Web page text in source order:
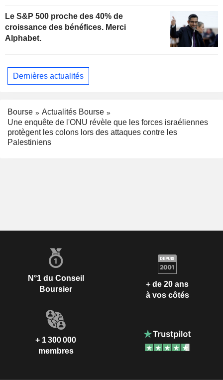
Le S&P 500 proche des 40% de
croissance des bénéfices. Merci
Alphabet.
Dernières actualités
Bourse
Actualités Bourse
Une enquête de l'ONU révèle que les forces israéliennes
protègent les colons lors des attaques contre les
Palestiniens
N°1 du Conseil
Boursier
+ de 20 ans
à vos côtés
+ 1 300 000
membres